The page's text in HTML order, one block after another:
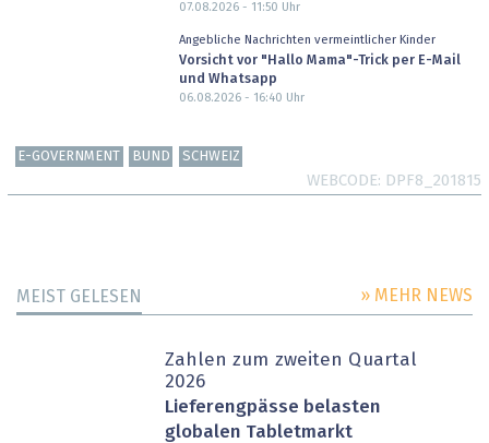
07.08.2026 - 11:50 Uhr
Angebliche Nachrichten vermeintlicher Kinder
Vorsicht vor "Hallo Mama"-Trick per E-Mail
und Whatsapp
06.08.2026 - 16:40 Uhr
E-GOVERNMENT BUND SCHWEIZ
WEBCODE DPF8_201815
MEIST GELESEN » MEHR NEWS
Zahlen zum zweiten Quartal
2026
Lieferengpässe belasten
globalen Tabletmarkt